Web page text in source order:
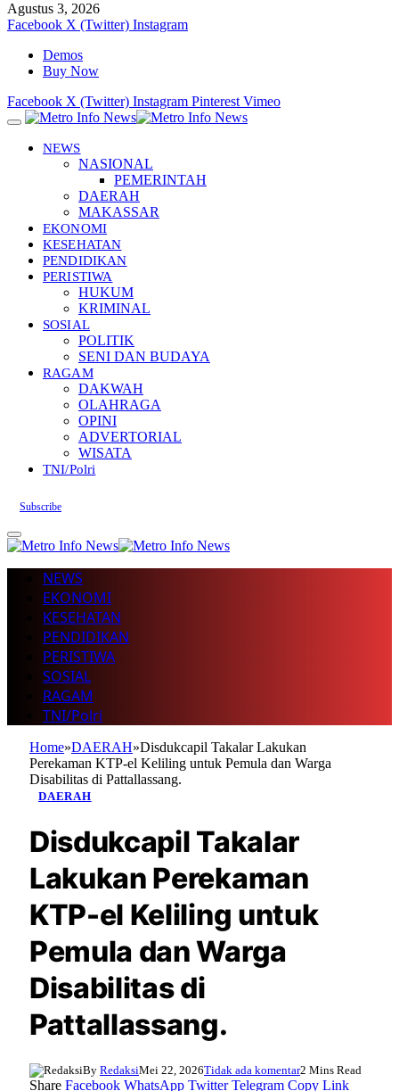
Agustus 3, 2026
Facebook X (Twitter) Instagram
Demos
Buy Now
Facebook X (Twitter) Instagram Pinterest Vimeo
NEWS
NASIONAL
PEMERINTAH
DAERAH
MAKASSAR
EKONOMI
KESEHATAN
PENDIDIKAN
PERISTIWA
HUKUM
KRIMINAL
SOSIAL
POLITIK
SENI DAN BUDAYA
RAGAM
DAKWAH
OLAHRAGA
OPINI
ADVERTORIAL
WISATA
TNI/Polri
Subscribe
NEWS
EKONOMI
KESEHATAN
PENDIDIKAN
PERISTIWA
SOSIAL
RAGAM
TNI/Polri
Home»DAERAH»Disdukcapil Takalar Lakukan
Perekaman KTP-el Keliling untuk Pemula dan Warga
Disabilitas di Pattallassang.
DAERAH
Disdukcapil Takalar
Lakukan Perekaman
KTP-el Keliling untuk
Pemula dan Warga
Disabilitas di
Pattallassang.
By RedaksiMei 22, 2026Tidak ada komentar2 Mins Read
Share Facebook WhatsApp Twitter Telegram Copy Link